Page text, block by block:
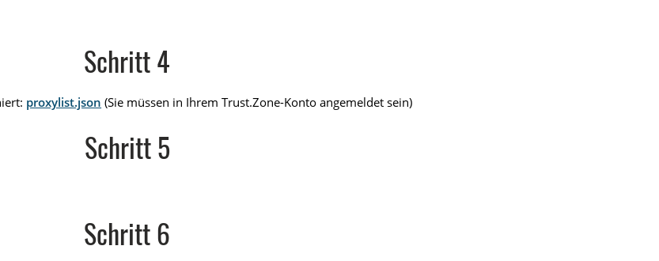
Schritt 4
proxylist.json (Sie müssen in Ihrem Trust.Zone-Konto angemeldet sein)
Schritt 5
Schritt 6